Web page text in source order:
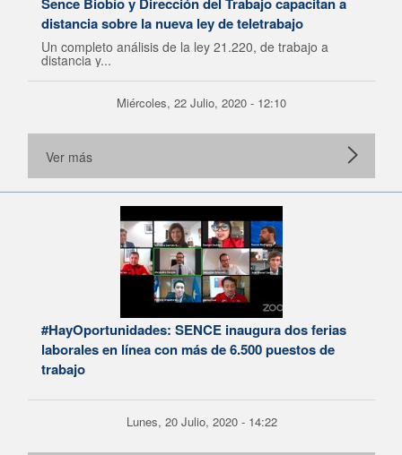
distancia sobre la nueva ley de teletrabajo
Un completo análisis de la ley 21.220, de trabajo a
distancia y...
Miércoles, 22 Julio, 2020 - 12:10
Ver más
#HayOportunidades: SENCE inaugura dos ferias
laborales en línea con más de 6.500 puestos de
trabajo
Lunes, 20 Julio, 2020 - 14:22